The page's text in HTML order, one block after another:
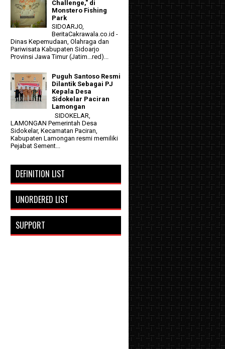
Challenge," di
Monstero Fishing
Park
SIDOARJO,
BeritaCakrawala.co.id -
Dinas Kepemudaan, Olahraga dan
Pariwisata Kabupaten Sidoarjo
Provinsi Jawa Timur (Jatim...red)...
Puguh Santoso Resmi
Dilantik Sebagai PJ
Kepala Desa
Sidokelar Paciran
Lamongan
SIDOKELAR,
LAMONGAN Pemerintah Desa
Sidokelar, Kecamatan Paciran,
Kabupaten Lamongan resmi memiliki
Pejabat Sement...
DEFINITION LIST
UNORDERED LIST
SUPPORT